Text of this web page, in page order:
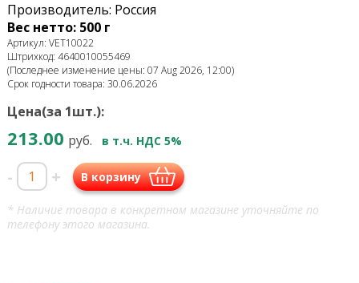
Производитель: Россия
Вес нетто: 500 г
Артикул: VET10022
Штрихкод: 4640010055469
(Последнее изменение цены: 07 Aug 2026, 12:00)
Срок годности товара: 30.06.2026
Цена(за 1шт.):
213.00 руб. в т.ч. НДС 5%
- + В корзину
* Наличие товара в конкретном магазине уточняйте по
телефону этого магазина.